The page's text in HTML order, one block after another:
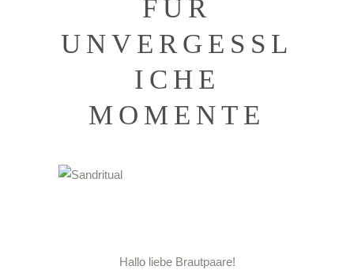
FÜR
UNVERGESSL
ICHE
MOMENTE
Hallo liebe Brautpaare!